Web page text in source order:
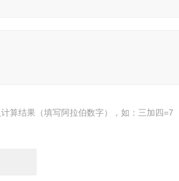
算结果（填写阿拉伯数字），如：三加四=7